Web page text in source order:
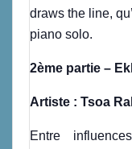
draws the line,
piano solo.
2ème partie –
Artiste : Tsoa
Entre